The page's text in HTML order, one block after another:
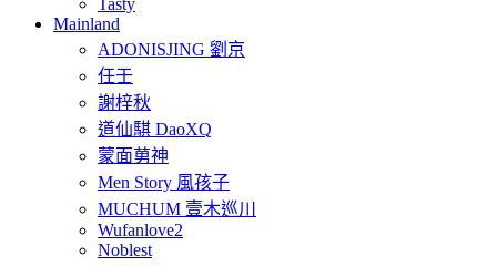
Tasty
Mainland
ADONISJING 劉京
任壬
謝梓秋
道仙騏 DaoXQ
蒙面莮神
Men Story 風孩子
MUCHUM 壹木巡川
Wufanlove2
Noblest